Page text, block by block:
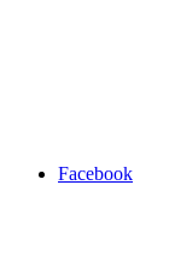
Facebook